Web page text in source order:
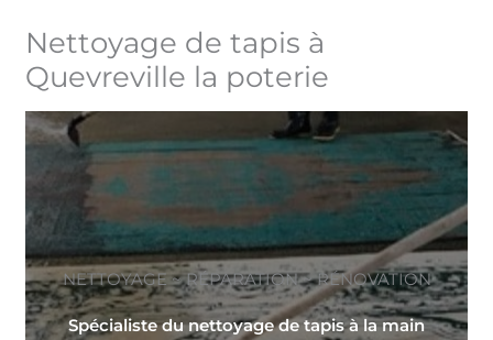
Nettoyage de tapis à
Quevreville la poterie
NETTOYAGE ~ RÉPARATION ~ RÉNOVATION
Spécialiste du nettoyage de tapis à la main